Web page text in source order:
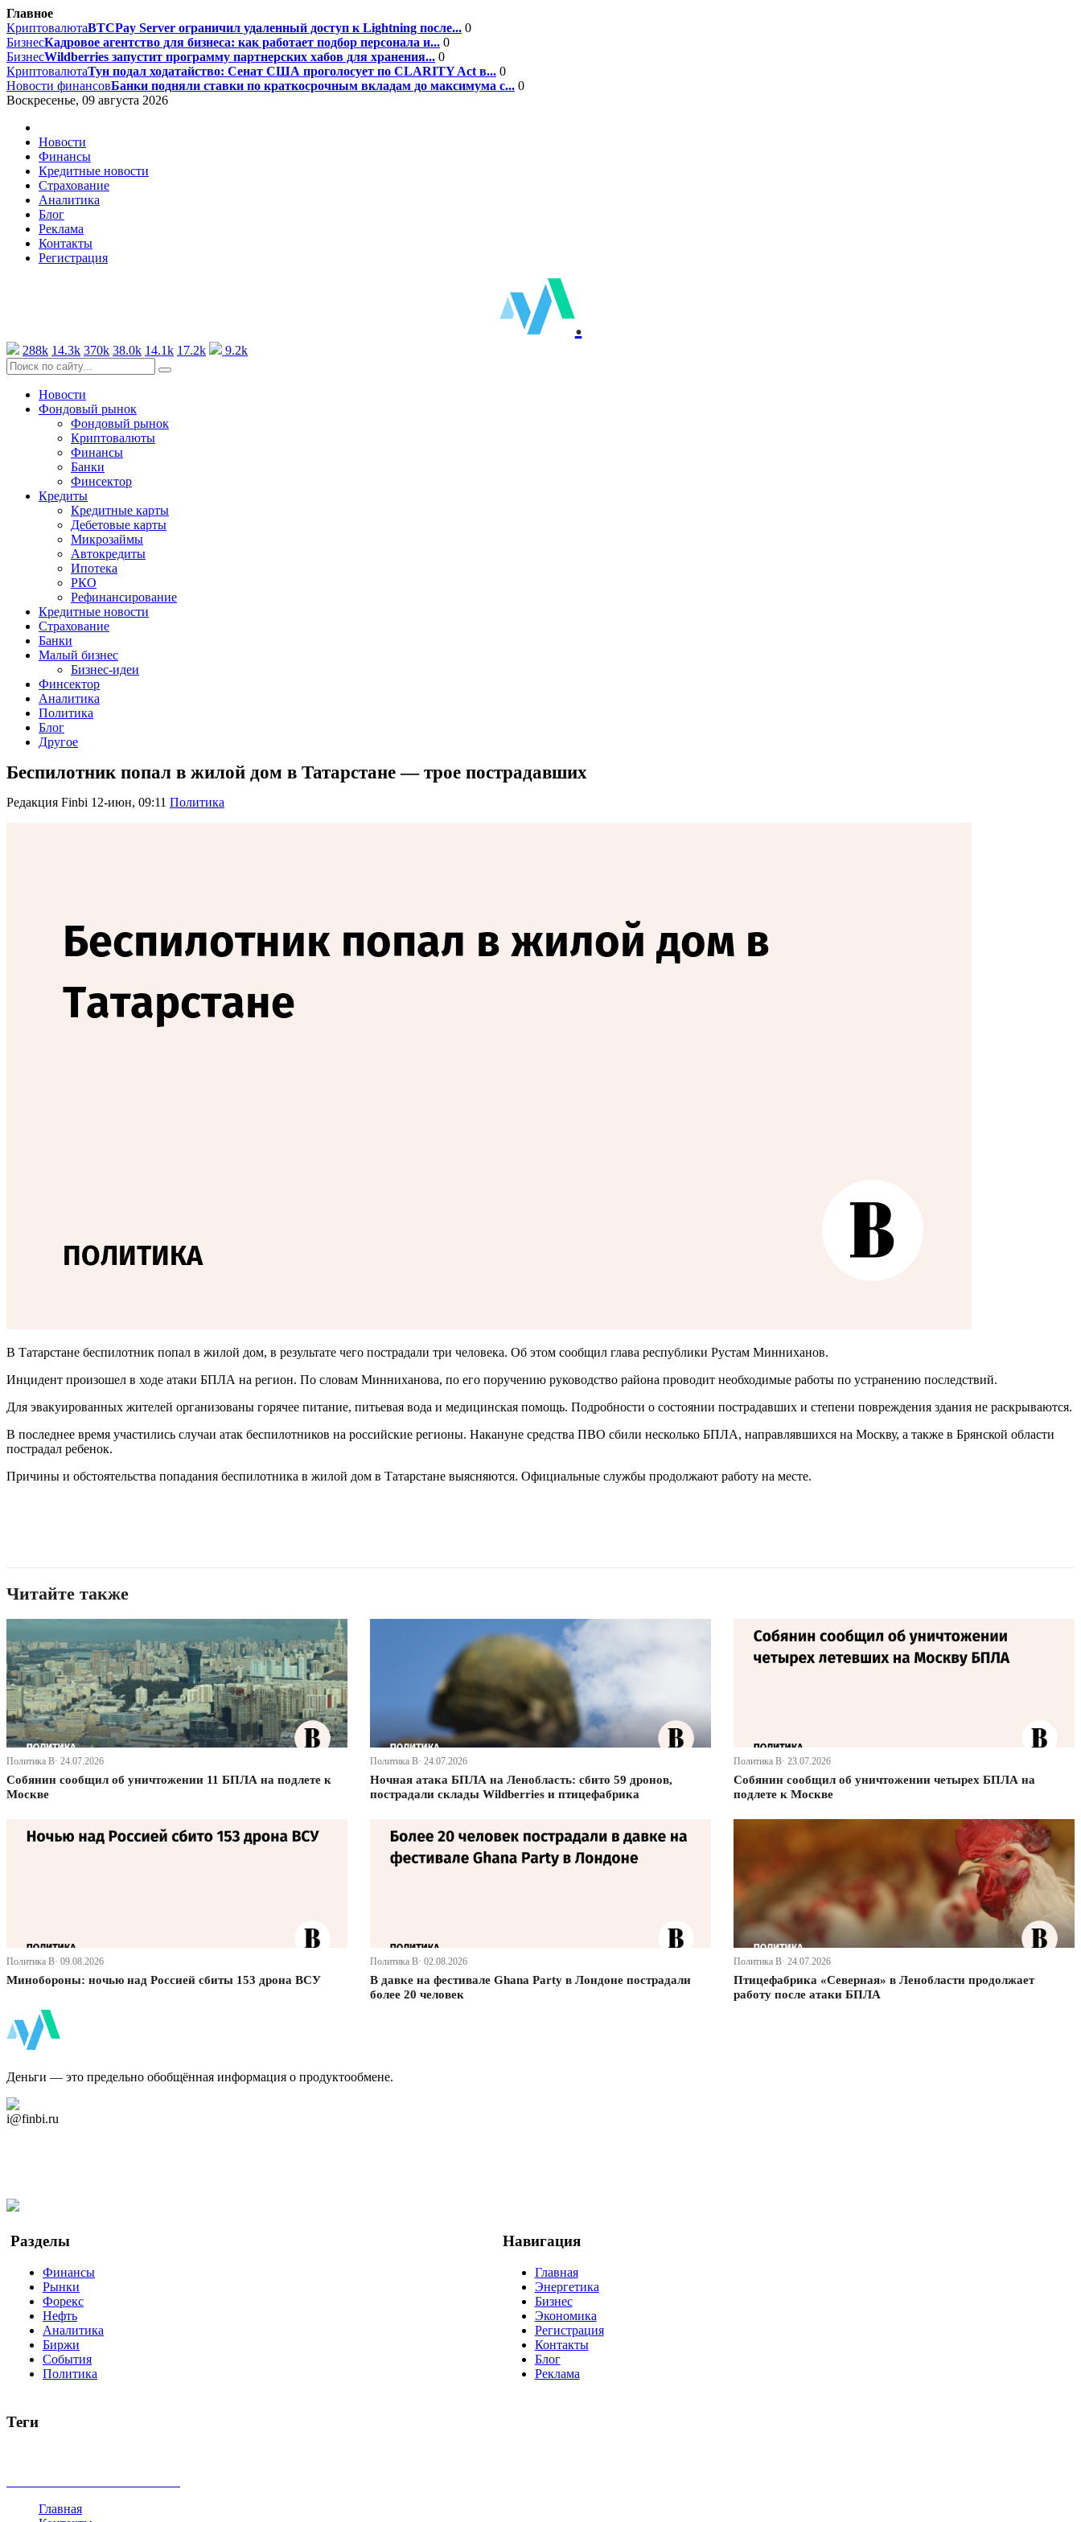
Главное
КриптовалютаBTCPay Server ограничил удаленный доступ к Lightning после... 0
БизнесКадровое агентство для бизнеса: как работает подбор персонала и... 0
БизнесWildberries запустит программу партнерских хабов для хранения... 0
КриптовалютаТун подал ходатайство: Сенат США проголосует по CLARITY Act в... 0
Новости финансовБанки подняли ставки по краткосрочным вкладам до максимума с... 0
Воскресенье, 09 августа 2026
Новости
Финансы
Кредитные новости
Страхование
Аналитика
Блог
Реклама
Контакты
Регистрация
.
288k 14.3k 370k 38.0k 14.1k 17.2k 9.2k
Новости
Фондовый рынок
Фондовый рынок
Криптовалюты
Финансы
Банки
Финсектор
Кредиты
Кредитные карты
Дебетовые карты
Микрозаймы
Автокредиты
Ипотека
РКО
Рефинансирование
Кредитные новости
Страхование
Банки
Малый бизнес
Бизнес-идеи
Финсектор
Аналитика
Политика
Блог
Другое
Беспилотник попал в жилой дом в Татарстане — трое пострадавших
Редакция Finbi 12-июн, 09:11 Политика
В Татарстане беспилотник попал в жилой дом, в результате чего пострадали три человека. Об этом сообщил глава республики Рустам Минниханов.
Инцидент произошел в ходе атаки БПЛА на регион. По словам Минниханова, по его поручению руководство района проводит необходимые работы по устранению последствий.
Для эвакуированных жителей организованы горячее питание, питьевая вода и медицинская помощь. Подробности о состоянии пострадавших и степени повреждения здания не раскрываются.
В последнее время участились случаи атак беспилотников на российские регионы. Накануне средства ПВО сбили несколько БПЛА, направлявшихся на Москву, а также в Брянской области
пострадал ребенок.
Причины и обстоятельства попадания беспилотника в жилой дом в Татарстане выясняются. Официальные службы продолжают работу на месте.
Читайте также
Политика В· 24.07.2026
Собянин сообщил об уничтожении 11 БПЛА на подлете к
Москве
Политика В· 24.07.2026
Ночная атака БПЛА на Ленобласть: сбито 59 дронов,
пострадали склады Wildberries и птицефабрика
Политика В· 23.07.2026
Собянин сообщил об уничтожении четырех БПЛА на
подлете к Москве
Политика В· 09.08.2026
Минобороны: ночью над Россией сбиты 153 дрона ВСУ
Политика В· 02.08.2026
В давке на фестивале Ghana Party в Лондоне пострадали
более 20 человек
Политика В· 24.07.2026
Птицефабрика «Северная» в Ленобласти продолжает
работу после атаки БПЛА
Деньги — это предельно обобщённая информация о продуктообмене.
i@finbi.ru
Разделы
Финансы
Рынки
Форекс
Нефть
Аналитика
Биржи
События
Политика
Навигация
Главная
Энергетика
Бизнес
Экономика
Регистрация
Контакты
Блог
Реклама
Теги
Главная